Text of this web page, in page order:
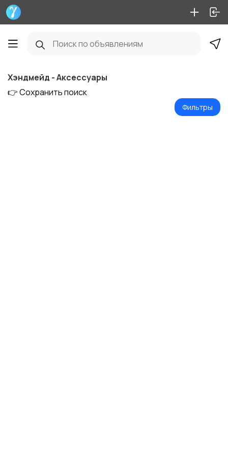
Хэндмейд - Аксессуары
👉 Сохранить поиск
Фильтры